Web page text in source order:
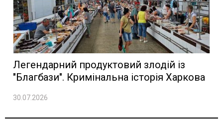
Легендарний продуктовий злодій із
"Благбази". Кримінальна історія Харкова
30.07.2026